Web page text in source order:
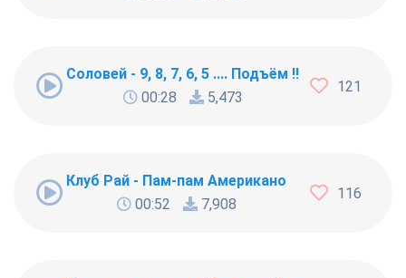
Соловей - 9, 8, 7, 6, 5 .... Подъём !!!
00:28
5,473
121
Клуб Рай - Пам-пам Американо
00:52
7,908
116